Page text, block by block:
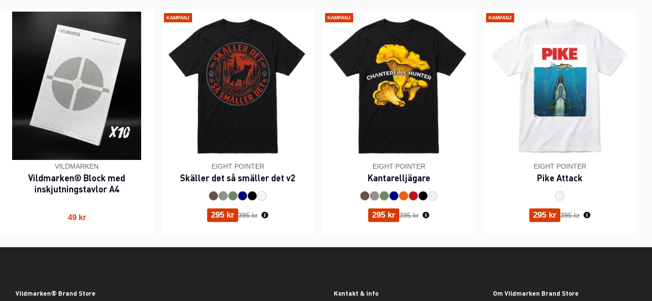
VILDMARKEN
Vildmarken® Block med
inskjutningstavlor A4
49 kr
KAMPANJ
EIGHT POINTER
Skäller det så smäller det v2
295 kr Ordinarie pris:
395 kr
KAMPANJ
EIGHT POINTER
Kantarelljägare
295 kr Ordinarie pris:
395 kr
KAMPANJ
EIGHT POINTER
Pike Attack
295 kr Ordinarie pris:
395 kr
Vildmarken® Brand Store Kontakt & info Om Vildmarken Brand Store